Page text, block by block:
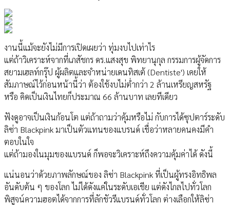
งานนี้แม้จะยังไม่มีการเปิดเผยว่า ทุ่มงบไปเท่าไร
แต่ถ้าวิเคราะห์จากที่เภสัชกร ดร.แสงสุข พิทยานุกุล กรรมการผู้จัดการ
สยามเฮลท์กรุ๊ป ผู้ผลิตและจำหน่ายเดนทิสเต้ (Dentiste') เคยให้
สัมภาษณ์ไว้ก่อนหน้านี้ว่า ต้องใช้งบไม่ต่ำกว่า 2 ล้านเหรียญสหรัฐ
หรือ คิดเป็นเงินไทยก็ประมาณ 66 ล้านบาท เลยทีเดียว
ฟังดูอาจเป็นเงินก้อนโต แต่ถ้าถามว่าคุ้มหรือไม่ กับการได้ซุปตาร์ระดับ
ลิซ่า Blackpink มาเป็นตัวแทนของแบรนด์ เชื่อว่าหลายคนคงมีคำ
ตอบในใจ
แต่ถ้ามองในมุมของแบรนด์ ก็พอจะวิเคราะห์ถึงความคุ้มค่าได้ ดังนี้
แน่นอนว่าด้วยภาพลักษณ์ของ​​ ลิซ่า Blackpink ที่เป็นผู้ทรงอิทธิพล
อันดับต้น ๆ ของโลก ไม่ได้ดังแค่ในระดับเอเชีย แต่ดังไกลไปทั่วโลก
พิสูจน์ความฮอตได้จากการที่ลักชัวรีแบรนด์ทั่วโลก ต่างเลือกให้ลิซ่า